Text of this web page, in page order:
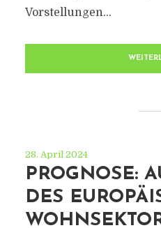
Vorstellungen...
28. April 2024
PROGNOSE:
DES